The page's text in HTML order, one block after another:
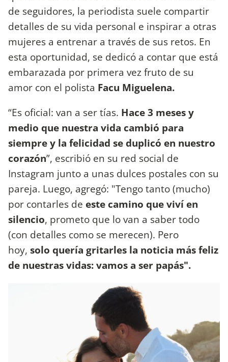
de seguidores, la periodista suele compartir
detalles de su vida personal e inspirar a otras
mujeres a entrenar a través de sus retos. En
esta oportunidad, se dedicó a contar que está
embarazada por primera vez fruto de su
amor con el polista Facu Miguelena.
“Es oficial: van a ser tías. Hace 3 meses y
medio que nuestra vida cambió para
siempre y la felicidad se duplicó en nuestro
corazón”, escribió en su red social de
Instagram junto a unas dulces postales con su
pareja. Luego, agregó: "Tengo tanto (mucho)
por contarles de este camino que viví en
silencio, prometo que lo van a saber todo
(con detalles como se merecen). Pero
hoy, solo quería gritarles la noticia más feliz
de nuestras vidas: vamos a ser papás".